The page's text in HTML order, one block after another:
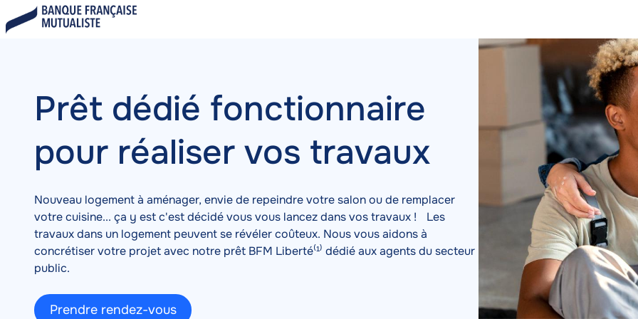
au
e
Crédit Prêt travaux
Prêt dédié fonctionnaire
pour réaliser vos travaux
Nouveau logement à aménager, envie de repeindre votre salon ou de remplacer
votre cuisine... ça y est c'est décidé vous vous lancez dans vos travaux ! Les
travaux dans un logement peuvent se révéler coûteux. Nous vous aidons à
concrétiser votre projet avec notre prêt BFM Liberté⁽¹⁾ dédié aux agents du secteur
public.
Prendre rendez-vous
À